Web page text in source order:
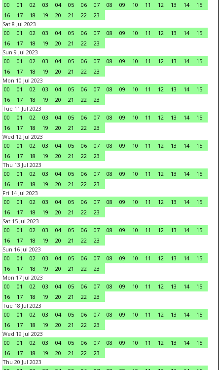
00
01 02 03 04 05 06 07 08 09 10 11 12 13 14
15
16
17 18 19 20 21 22
23
Sat 8 Jul 2023
00
01 02 03 04 05 06 07 08 09 10 11 12 13 14
15
16
17 18 19 20 21 22
23
Sun 9 Jul 2023
00
01 02 03 04 05 06 07 08 09 10 11 12 13 14
15
16
17 18 19 20 21 22
23
Mon 10 Jul 2023
00
01 02 03 04 05 06 07 08 09 10 11 12 13 14
15
16
17 18 19 20 21 22
23
Tue 11 Jul 2023
00
01 02 03 04 05 06 07 08 09 10 11 12 13 14
15
16
17 18 19 20 21 22
23
Wed 12 Jul 2023
00
01 02 03 04 05 06 07 08 09 10 11 12 13 14
15
16
17 18 19 20 21 22
23
Thu 13 Jul 2023
00
01 02 03 04 05 06 07 08 09 10 11 12 13 14
15
16
17 18 19 20 21 22
23
Fri 14 Jul 2023
00
01 02 03 04 05 06 07 08 09 10 11 12 13 14
15
16
17 18 19 20 21 22
23
Sat 15 Jul 2023
00
01 02 03 04 05 06 07 08 09 10 11 12 13 14
15
16
17 18 19 20 21 22
23
Sun 16 Jul 2023
00
01 02 03 04 05 06 07 08 09 10 11 12 13 14
15
16
17 18 19 20 21 22
23
Mon 17 Jul 2023
00
01 02 03 04 05 06 07 08 09 10 11 12 13 14
15
16
17 18 19 20 21 22
23
Tue 18 Jul 2023
00
01 02 03 04 05 06 07 08 09 10 11 12 13 14
15
16
17 18 19 20 21 22
23
Wed 19 Jul 2023
00
01 02 03 04 05 06 07 08 09 10 11 12 13 14
15
16
17 18 19 20 21 22
23
Thu 20 Jul 2023